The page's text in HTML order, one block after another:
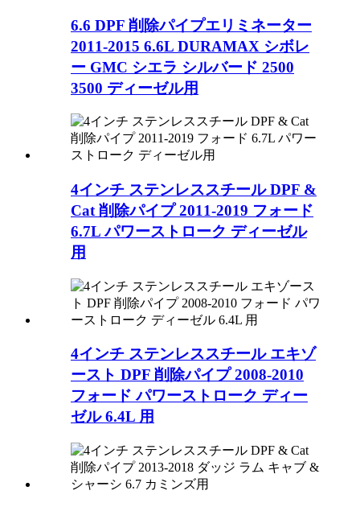
6.6 DPF 削除パイプエリミネーター
2011-2015 6.6L DURAMAX シボレ
ー GMC シエラ シルバード 2500
3500 ディーゼル用
4インチ ステンレススチール DPF &
Cat 削除パイプ 2011-2019 フォード
6.7L パワーストローク ディーゼル
用
4インチ ステンレススチール エキゾ
ースト DPF 削除パイプ 2008-2010
フォード パワーストローク ディー
ゼル 6.4L 用